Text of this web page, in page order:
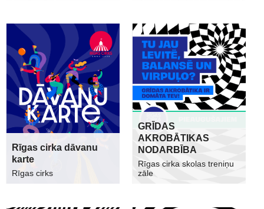
Rīgas cirka dāvanu
karte
Rīgas cirks
GRĪDAS
AKROBĀTIKAS
NODARBĪBA
Rīgas cirka skolas treniņu
zāle